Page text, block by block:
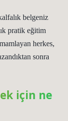
belgeniz
pratik eğitim
herkes,
sonra
için ne